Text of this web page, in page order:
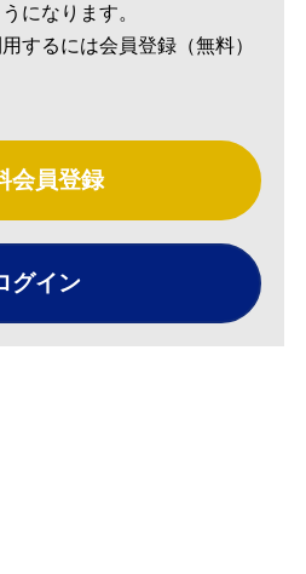
になります。
するには会員登録（無料）
会員登録
グイン